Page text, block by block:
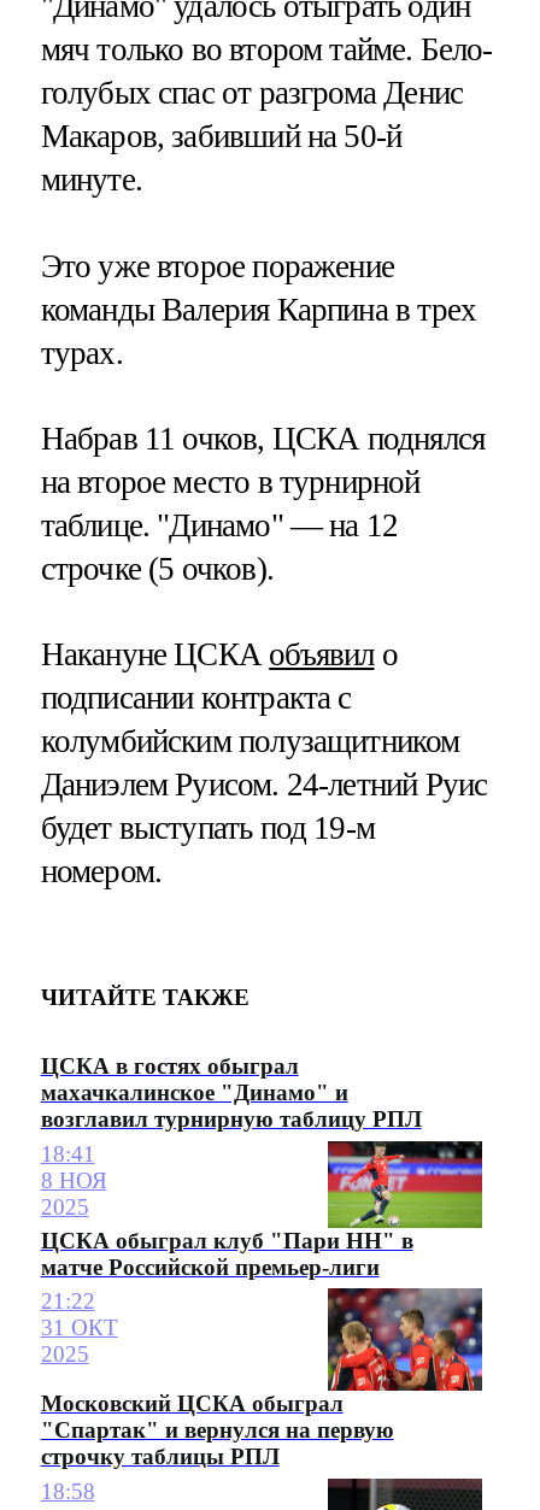
мяч только во втором тайме. Бело-
голубых спас от разгрома Денис
Макаров, забивший на 50-й
минуте.
Это уже второе поражение
команды Валерия Карпина в трех
турах.
Набрав 11 очков, ЦСКА поднялся
на второе место в турнирной
таблице. "Динамо" — на 12
строчке (5 очков).
Накануне ЦСКА объявило
подписании контракта с
колумбийским полузащитником
Даниэлем Руисом. 24-летний Руис
будет выступать под 19-м
номером.
ЧИТАЙТЕ ТАКЖЕ
ЦСКА в гостях обыграл
махачкалинское "Динамо" и
возглавил турнирную таблицу РПЛ
18:41
8 НОЯ
2025
ЦСКА обыграл клуб "Пари НН" в
матче Российской премьер-лиги
21:22
31 ОКТ
2025
Московский ЦСКА обыграл
"Спартак" и вернулся на первую
строчку таблицы РПЛ
18:58